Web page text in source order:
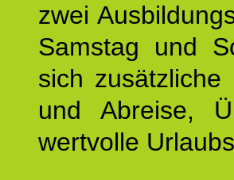
zwei
Samstag und
sich
und Abreise,
wertvolle